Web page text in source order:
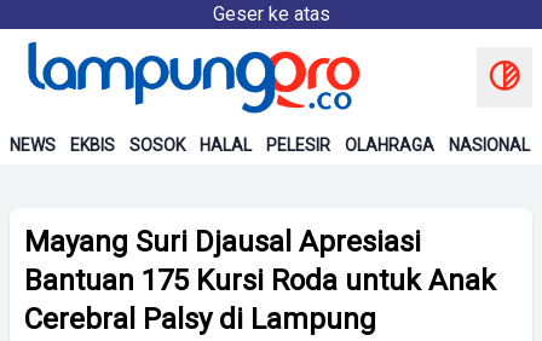
Geser ke atas
NEWS EKBIS SOSOK HALAL PELESIR OLAHRAGA NASIONAL
Mayang Suri Djausal Apresiasi
Bantuan 175 Kursi Roda untuk Anak
Cerebral Palsy di Lampung